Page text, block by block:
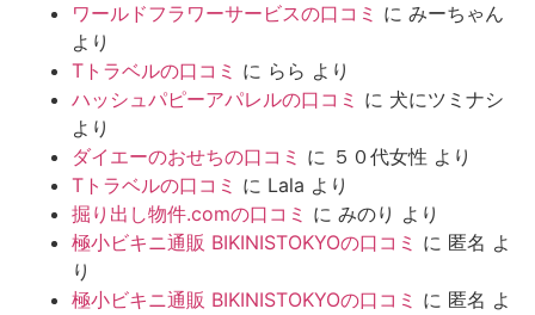
ワールドフラワーサービスの口コミ に みーちゃん
より
Tトラベルの口コミ に らら より
ハッシュパピーアパレルの口コミ に 犬にツミナシ
より
ダイエーのおせちの口コミ に ５０代女性 より
Tトラベルの口コミ に Lala より
掘り出し物件.comの口コミ に みのり より
極小ビキニ通販 BIKINISTOKYOの口コミ に 匿名 よ
り
極小ビキニ通販 BIKINISTOKYOの口コミ に 匿名 よ